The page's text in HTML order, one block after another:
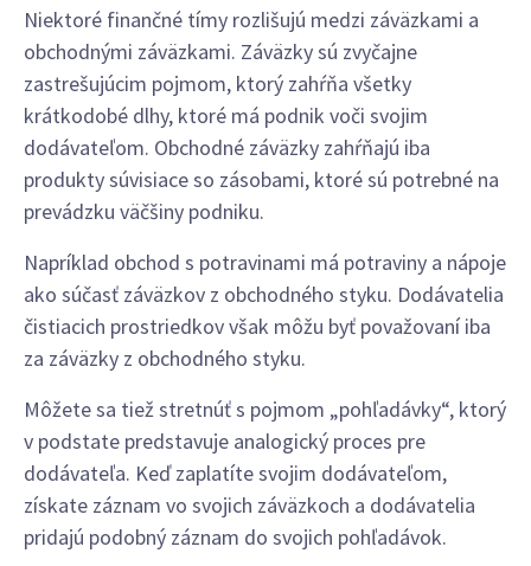
Niektoré finančné tímy rozlišujú medzi záväzkami a
obchodnými záväzkami. Záväzky sú zvyčajne
zastrešujúcim pojmom, ktorý zahŕňa všetky
krátkodobé dlhy, ktoré má podnik voči svojim
dodávateľom. Obchodné záväzky zahŕňajú iba
produkty súvisiace so zásobami, ktoré sú potrebné na
prevádzku väčšiny podniku.
Napríklad obchod s potravinami má potraviny a nápoje
ako súčasť záväzkov z obchodného styku. Dodávatelia
čistiacich prostriedkov však môžu byť považovaní iba
za záväzky z obchodného styku.
Môžete sa tiež stretnúť s pojmom „pohľadávky“, ktorý
v podstate predstavuje analogický proces pre
dodávateľa. Keď zaplatíte svojim dodávateľom,
získate záznam vo svojich záväzkoch a dodávatelia
pridajú podobný záznam do svojich pohľadávok.